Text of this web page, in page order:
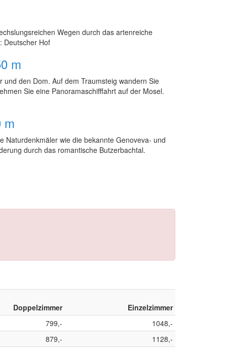
Wegen durch das artenreiche
Deutscher Hof
m
den Dom. Auf dem Traumsteig wandern Sie
Sie eine Panoramaschifffahrt auf der Mosel.
m
Naturdenkmäler wie die bekannte Genoveva- und
durch das romantische Butzerbachtal.
Doppelzimmer
Einzelzimmer
799,-
1048,-
879,-
1128,-